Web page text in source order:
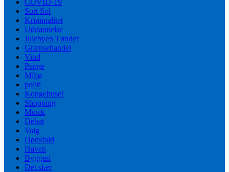
Sort Sol
Kriminalitet
Uddannelse
Julebyen Tønder
Grænsehandel
Vind
Penge
Miljø
politi
Kongehuset
Shopping
Musik
Debat
Valg
Dødsfald
Haven
Byggeri
Det sker